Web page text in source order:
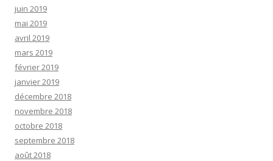
juin 2019
mai 2019
avril 2019
mars 2019
février 2019
janvier 2019
décembre 2018
novembre 2018
octobre 2018
septembre 2018
août 2018